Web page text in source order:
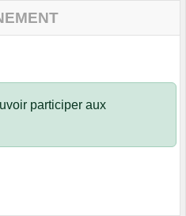
participer aux